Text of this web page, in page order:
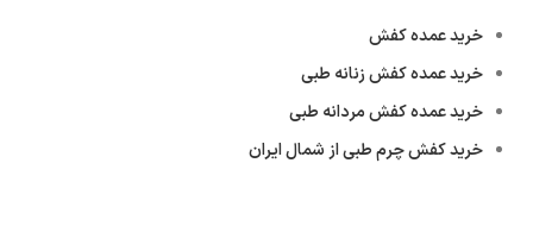
خرید عمده کفش
خرید عمده کفش زنانه طبی
خرید عمده کفش مردانه طبی
خرید کفش چرم طبی از شمال ایران